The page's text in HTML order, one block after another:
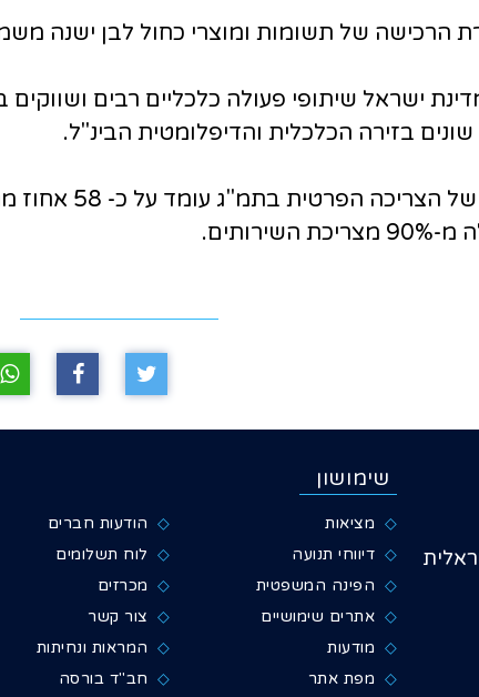
הרכישה של תשומות ומוצרי כחול לבן ישנה
ישראל שיתופי פעולה כלכליים רבים
בזירה הכלכלית והדיפלומטית הבינ"ל.
שימושון
מציאות
הודעות חברים
דיווחי תנועה
לוח תשלומים
הפינה המשפטית
מכרזים
אתרים שימושיים
צור קשר
מודעות
המראות ונחיתות
מפת אתר
חב"ד בורסה